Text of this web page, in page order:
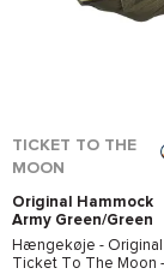
TICKET TO THE
MOON
Original Hammock
Army Green/Green
Apple
Hængekøje -
Ticket To The Moon